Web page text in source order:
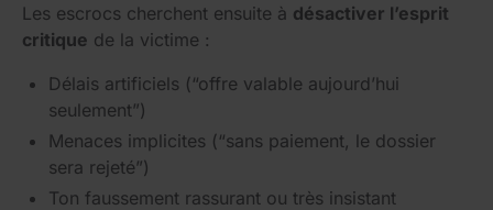
Les escrocs cherchent ensuite à désactiver l’esprit
critique de la victime :
Délais artificiels (“offre valable aujourd’hui
seulement”)
Menaces implicites (“sans paiement, le dossier
sera rejeté”)
Ton faussement rassurant ou très insistant